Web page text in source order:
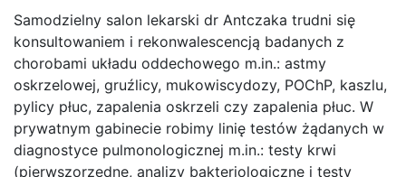
Samodzielny salon lekarski dr Antczaka trudni się
konsultowaniem i rekonwalescencją badanych z
chorobami układu oddechowego m.in.: astmy
oskrzelowej, gruźlicy, mukowiscydozy, POChP, kaszlu,
pylicy płuc, zapalenia oskrzeli czy zapalenia płuc. W
prywatnym gabinecie robimy linię testów żądanych w
diagnostyce pulmonologicznej m.in.: testy krwi
(pierwszorzędne, analizy bakteriologiczne i testy